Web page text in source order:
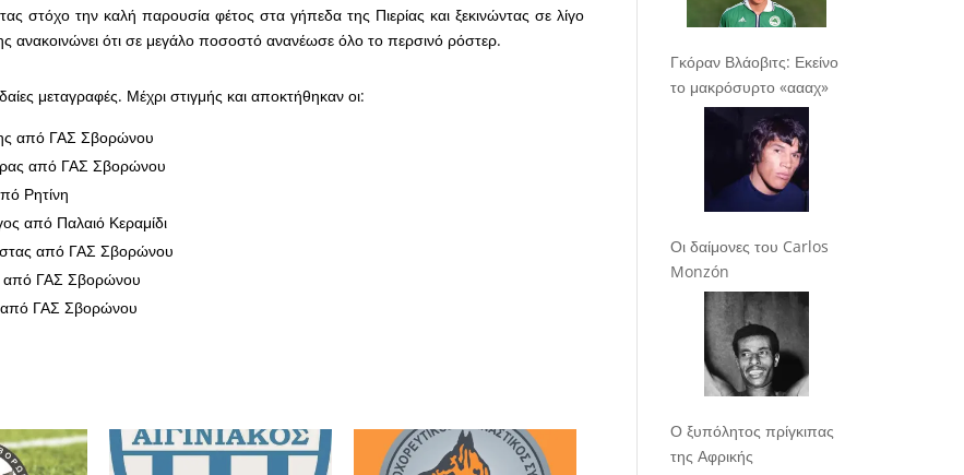
στόχο την καλή παρουσία φέτος στα γήπεδα της Πιερίας και ξεκινώντας σε λίγο
ανακοινώνει ότι σε μεγάλο ποσοστό ανανέωσε όλο το περσινό ρόστερ.
μεταγραφές. Μέχρι στιγμής και αποκτήθηκαν οι:
από ΓΑΣ Σβορώνου
από ΓΑΣ Σβορώνου
Ρητίνη
από Παλαιό Κεραμίδι
από ΓΑΣ Σβορώνου
από ΓΑΣ Σβορώνου
από ΓΑΣ Σβορώνου
Γκόραν Βλάοβιτς: Εκείνο
το μακρόσυρτο «αααχ»
Οι δαίμονες του Carlos
Monzón
Ο ξυπόλητος πρίγκιπας
της Αφρικής